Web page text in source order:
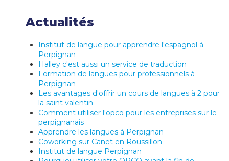
Actualités
Institut de langue pour apprendre l'espagnol à
Perpignan
Halley c'est aussi un service de traduction
Formation de langues pour professionnels à
Perpignan
Les avantages d'offrir un cours de langues à 2 pour
la saint valentin
Comment utiliser l'opco pour les entreprises sur le
perpignanais
Apprendre les langues à Perpignan
Coworking sur Canet en Roussillon
Institut de langue Perpignan